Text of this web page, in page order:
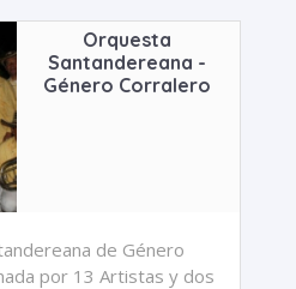
Orquesta
Santandereana -
Género Corralero
de Género
por 13 Artistas y dos